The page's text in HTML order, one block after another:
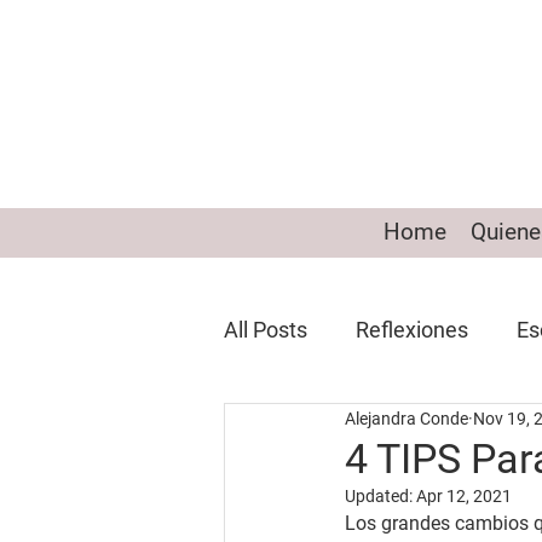
Home
All Posts Reflexiones
Entrevistas
4 TIPS
Alejandra Conde Nov 19,
Updated:Apr 12, 2021
Los grandes cambios